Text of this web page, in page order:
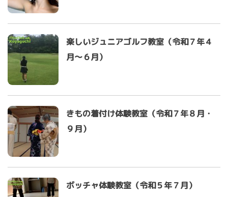
楽しいジュニアゴルフ教室（令和７年４
月～６月）
きもの着付け体験教室（令和７年８月・
９月）
ボッチャ体験教室（令和５年７月）